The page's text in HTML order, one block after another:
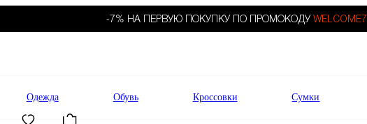
-7% НА ПЕРВУЮ ПОКУПКУ ПО ПРОМОКОДУ WELCOME7.
Одежда Обувь Кроссовки Сумки